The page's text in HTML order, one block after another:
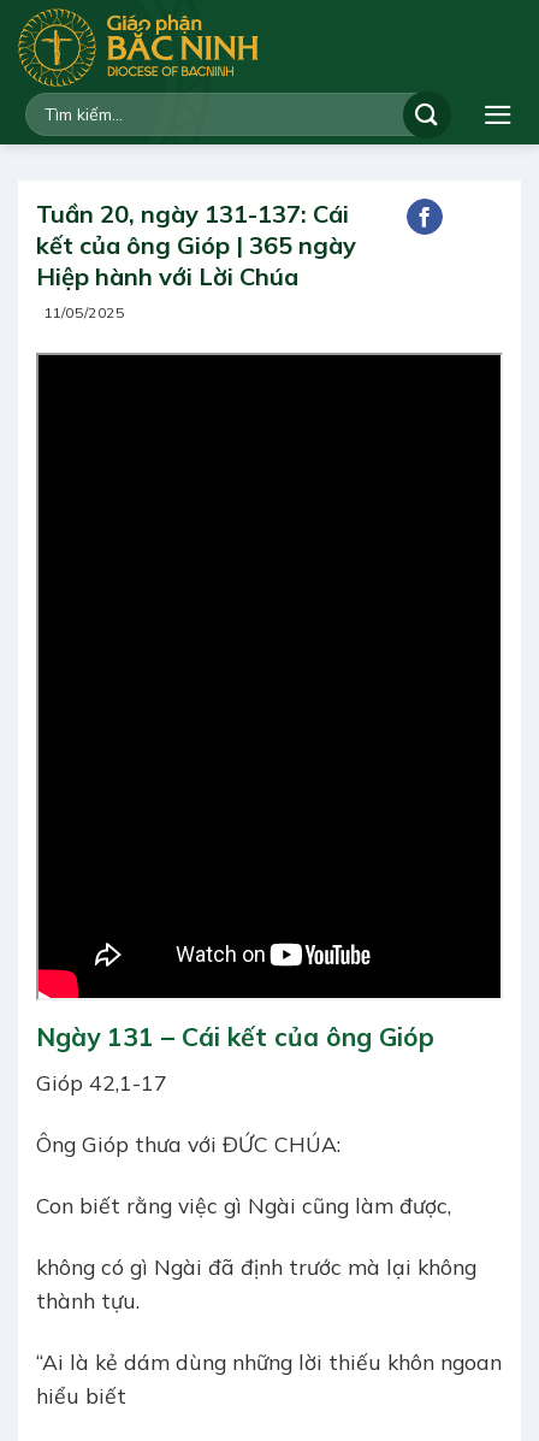
qua
dung
Tuần 20, ngày 131-137: Cái
kết của ông Gióp | 365 ngày
Hiệp hành với Lời Chúa
11/05/2025
Ngày 131 – Cái kết của ông Gióp
Gióp 42,1-17
Ông Gióp thưa với ĐỨC CHÚA:
Con biết rằng việc gì Ngài cũng làm được,
không có gì Ngài đã định trước mà lại không
thành tựu.
“Ai là kẻ dám dùng những lời thiếu khôn ngoan
hiểu biết